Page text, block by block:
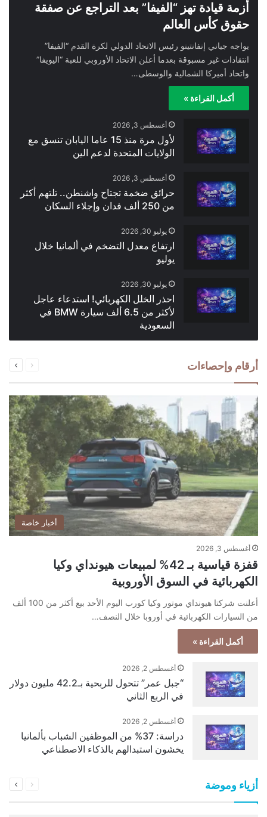
أزمة قيادة تهز “الفيفا” بعد التراجع عن صفقة
حقوق كأس العالم
يواجه جياني إنفانتينو رئيس الاتحاد الدولي لكرة القدم “الفيفا”
انتقادات غير مسبوقة بعدما أعلن الاتحاد الأوروبي للعبة “اليويفا”
واتحاد أميركا الشمالية والوسطى…
أكمل القراءة »
أغسطس 3, 2026
لأول مرة منذ 15 عاما اليابان تنسق مع
الولايات المتحدة لدعم الين
أغسطس 3, 2026
حرائق ضخمة تجتاح واشنطن.. تلتهم أكثر
من 250 ألف فدان وإجلاء السكان
يوليو 30, 2026
ارتفاع معدل التضخم في ألمانيا خلال
يوليو
يوليو 30, 2026
احذر الخلل الكهربائي! استدعاء عاجل
لأكثر من 6.5 ألف سيارة BMW في
السعودية
أرقام وإحصاءات
الصفحة
أخبار خاصة
أغسطس 3, 2026
قفزة قياسية بـ 42% لمبيعات هيونداي وكيا
الكهربائية في السوق الأوروبية
أعلنت شركتا هيونداي موتور وكيا كورب اليوم الأحد بيع أكثر من 100 ألف
من السيارات الكهربائية في أوروبا خلال النصف…
أكمل القراءة »
أغسطس 2, 2026
“جبل عمر” تتحول للربحية بـ42.2 مليون دولار
في الربع الثاني
أغسطس 2, 2026
دراسة: 37% من الموظفين الشباب بألمانيا
يخشون استبدالهم بالذكاء الاصطناعي
أزياء وموضة
الصفحة